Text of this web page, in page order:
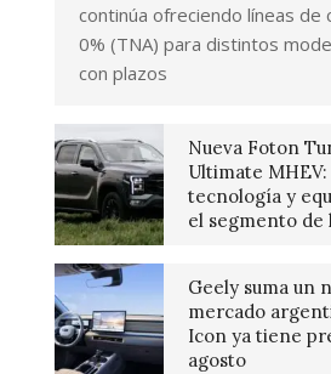
continúa ofreciendo líneas de
0% (TNA) para distintos
con plazos
Nueva Foton
Ultimate
tecnología y
el segmento de
Geely suma un
mercado
Icon ya tiene
agosto